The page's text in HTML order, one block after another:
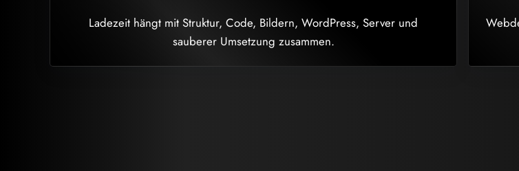
Ladezeit hängt mit Struktur, Code, Bildern, WordPress, Server und
sauberer Umsetzung zusammen.